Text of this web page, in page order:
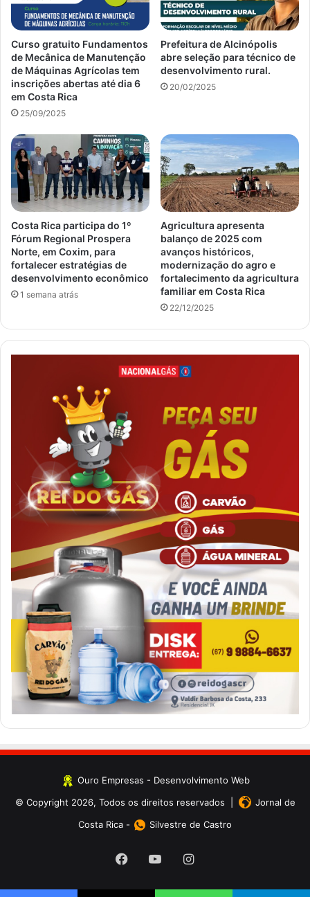
Curso gratuito Fundamentos
de Mecânica de Manutenção
de Máquinas Agrícolas tem
inscrições abertas até dia 6
em Costa Rica
25/09/2025
Prefeitura de Alcinópolis
abre seleção para técnico de
desenvolvimento rural.
20/02/2025
Costa Rica participa do 1º
Fórum Regional Prospera
Norte, em Coxim, para
fortalecer estratégias de
desenvolvimento econômico
1 semana atrás
Agricultura apresenta
balanço de 2025 com
avanços históricos,
modernização do agro e
fortalecimento da agricultura
familiar em Costa Rica
22/12/2025
Ouro Empresas - Desenvolvimento Web
© Copyright 2026, Todos os direitos reservados |
Jornal de
Costa Rica - Silvestre de Castro
Facebook
YouTubeInstagram